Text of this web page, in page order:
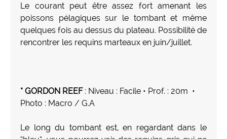
Le courant peut être assez fort amenant les
poissons pélagiques sur le tombant et même
quelques fois au dessus du plateau. Possibilité de
rencontrer les requins marteaux en juin/juillet.
* GORDON REEF: Niveau : Facile • Prof. : 20m •
Photo : Macro / G.A
Le long du tombant est, en regardant dans le